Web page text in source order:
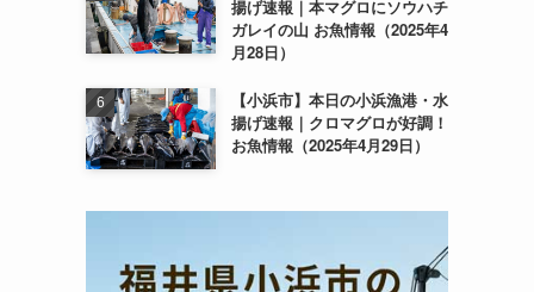
揚げ速報｜本マグロにソウハチ
ガレイの山 お魚情報（2025年4
月28日）
【小浜市】本日の小浜漁港・水
揚げ速報｜クロマグロが好調！
お魚情報（2025年4月29日）